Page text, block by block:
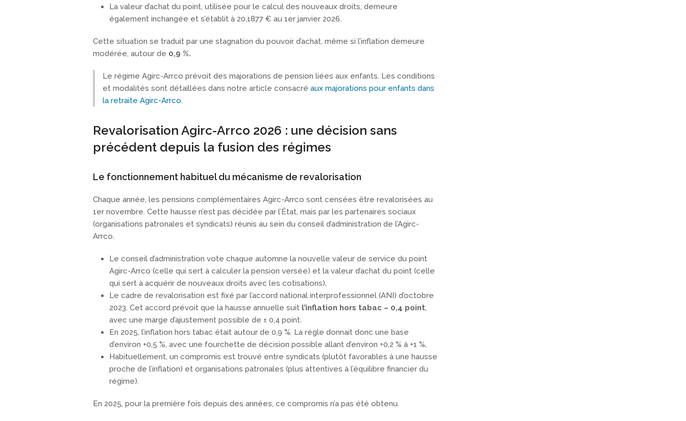
La valeur d’achat du point, utilisée pour le calcul des nouveaux droits, demeure
également inchangée et s’établit à 20,1877 € au 1er janvier 2026.
Cette situation se traduit par une stagnation du pouvoir d’achat, même si l’inflation demeure
modérée, autour de 0,9 %.
Le régime Agirc-Arrco prévoit des majorations de pension liées aux enfants. Les conditions
et modalités sont détaillées dans notre article consacré aux majorations pour enfants dans
la retraite Agirc-Arrco.
Revalorisation Agirc-Arrco 2026 : une décision sans
précédent depuis la fusion des régimes
Le fonctionnement habituel du mécanisme de revalorisation
Chaque année, les pensions complémentaires Agirc-Arrco sont censées être revalorisées au
1er novembre. Cette hausse n’est pas décidée par l’État, mais par les partenaires sociaux
(organisations patronales et syndicats) réunis au sein du conseil d’administration de l’Agirc-
Arrco.
Le conseil d’administration vote chaque automne la nouvelle valeur de service du point
Agirc-Arrco (celle qui sert à calculer la pension versée) et la valeur d’achat du point (celle
qui sert à acquérir de nouveaux droits avec les cotisations),
Le cadre de revalorisation est fixé par l’accord national interprofessionnel (ANI) d’octobre
2023. Cet accord prévoit que la hausse annuelle suit l’inflation hors tabac – 0,4 point,
avec une marge d’ajustement possible de ± 0,4 point.
En 2025, l’inflation hors tabac était autour de 0,9 %. La règle donnait donc une base
d’environ +0,5 %, avec une fourchette de décision possible allant d’environ +0,2 % à +1 %,
Habituellement, un compromis est trouvé entre syndicats (plutôt favorables à une hausse
proche de l’inflation) et organisations patronales (plus attentives à l’équilibre financier du
régime).
En 2025, pour la première fois depuis des années, ce compromis n’a pas été obtenu.